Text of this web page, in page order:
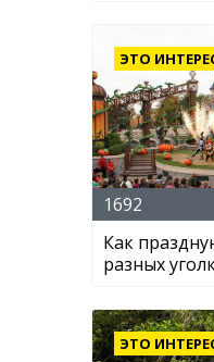
ЭТО
1692
Как
разных
ЭТО